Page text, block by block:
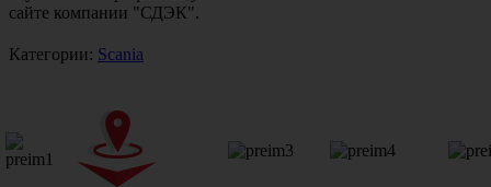
сайте компании "СДЭК".
Категории: Scania